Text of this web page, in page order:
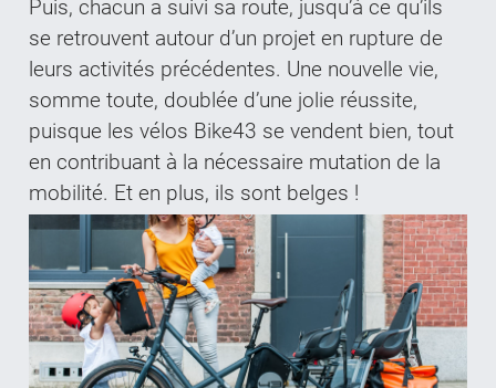
Puis, chacun a suivi sa route, jusqu’à ce qu’ils
se retrouvent autour d’un projet en rupture de
leurs activités précédentes. Une nouvelle vie,
somme toute, doublée d’une jolie réussite,
puisque les vélos Bike43 se vendent bien, tout
en contribuant à la nécessaire mutation de la
mobilité. Et en plus, ils sont belges !